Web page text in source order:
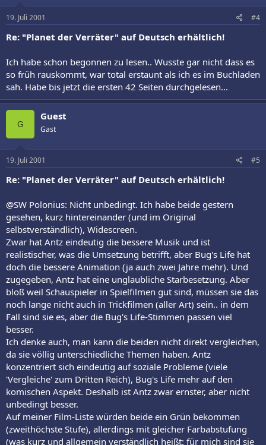
19. Juli 2001 #4
Re: "Planet der Verräter" auf Deutsch erhältlich!
Ich habe schon begonnen zu lesen.. Wusste gar nicht dass es
so früh rauskommt, war total erstaunt als ich es im Buchladen
sah. Habe bis jetzt die ersten 42 Seiten durchgelesen...
G
Guest
Gast
19. Juli 2001 #5
Re: "Planet der Verräter" auf Deutsch erhältlich!
@SW Polonius: Nicht unbedingt. Ich habe beide gestern
gesehen, kurz hintereinander (und im Original
selbstverständlich), Widescreen.
Zwar hat Antz eindeutig die bessere Musik und ist
realistischer, was die Umsetzung betrifft, aber Bug's Life hat
doch die bessere Animation (ja auch zwei Jahre mehr). Und
zugegeben, Antz hat eine unglaubliche Starbesetzung. Aber
bloß weil Schauspieler in Spielfilmen gut sind, müssen sie das
noch lange nicht auch in Trickfilmen (aller Art) sein.. in dem
Fall sind sie es, aber die Bug's Life-Stimmen passen viel
besser.
Ich denke auch, man kann die beiden nicht direkt vergleichen,
da sie völlig unterschiedliche Themen haben. Antz
konzentriert sich eindeutig auf soziale Probleme (viele
'Vergleiche' zum Dritten Reich), Bug's Life mehr auf den
komischen Aspekt. Deshalb ist Antz zwar ernster, aber nicht
unbedingt besser.
Auf meiner Film-Liste würden beide ein Grün bekommen
(zweithöchste Stufe), allerdings mit gleicher Farbabstufung
(was kurz und allgemein verständlich heißt: für mich sind sie